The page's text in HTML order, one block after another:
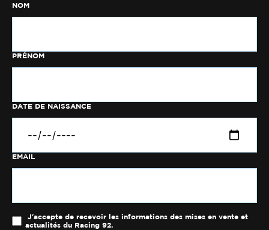
NOM
PRÉNOM
DATE DE NAISSANCE
EMAIL
J'accepte de recevoir les informations des mises en vente et
actualités du Racing 92.